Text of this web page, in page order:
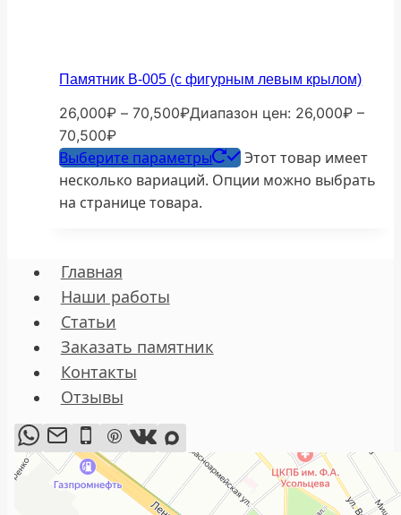
Памятник В-005 (с фигурным левым крылом)
26,000₽ – 70,500₽Диапазон цен: 26,000₽ –
70,500₽
Выберите параметры
Этот товар имеет
несколько вариаций. Опции можно выбрать
на странице товара.
Главная
Наши работы
Статьи
Заказать памятник
Контакты
Отзывы